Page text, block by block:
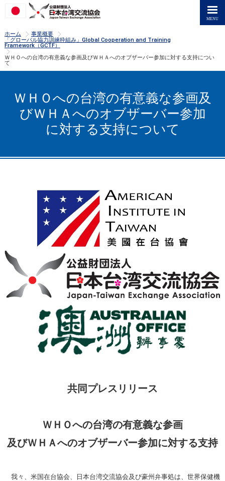
ホーム >
事業概要
「グローバル協力訓練枠組み」Global Cooperation and Training
Framework（GCTF）
ＷＨＯへの台湾の有意義な参画及びＷＨＡへのオブザーバー参加に対する支持につい
て
ＷＨＯへの台湾の有意義な参画及
びＷＨＡへのオブザーバー参加
に対する支持について
共同プレスリリース
ＷＨＯへの台湾の有意義な参画
及びＷＨＡへのオブザーバー参加に対する支持
我々、米国在台協会、日本台湾交流協会及び豪州弁事処は、世界保健機